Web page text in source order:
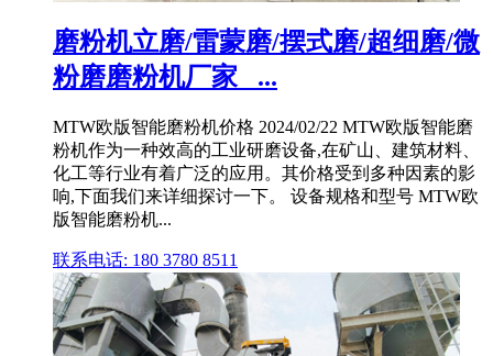
磨粉机立磨/雷蒙磨/摆式磨/超细磨/微
粉磨磨粉机厂家_ ...
MTW欧版智能磨粉机价格 2024/02/22 MTW欧版智能磨
粉机作为一种效高的工业研磨设备,在矿山、建筑材料、
化工等行业有着广泛的应用。其价格受到多种因素的影
响,下面我们来详细探讨一下。 设备规格和型号 MTW欧
版智能磨粉机...
联系电话: 180 3780 8511